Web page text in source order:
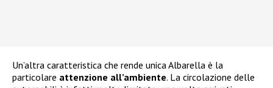
Un’altra caratteristica che rende unica Albarella è la
particolare attenzione all’ambiente. La circolazione delle